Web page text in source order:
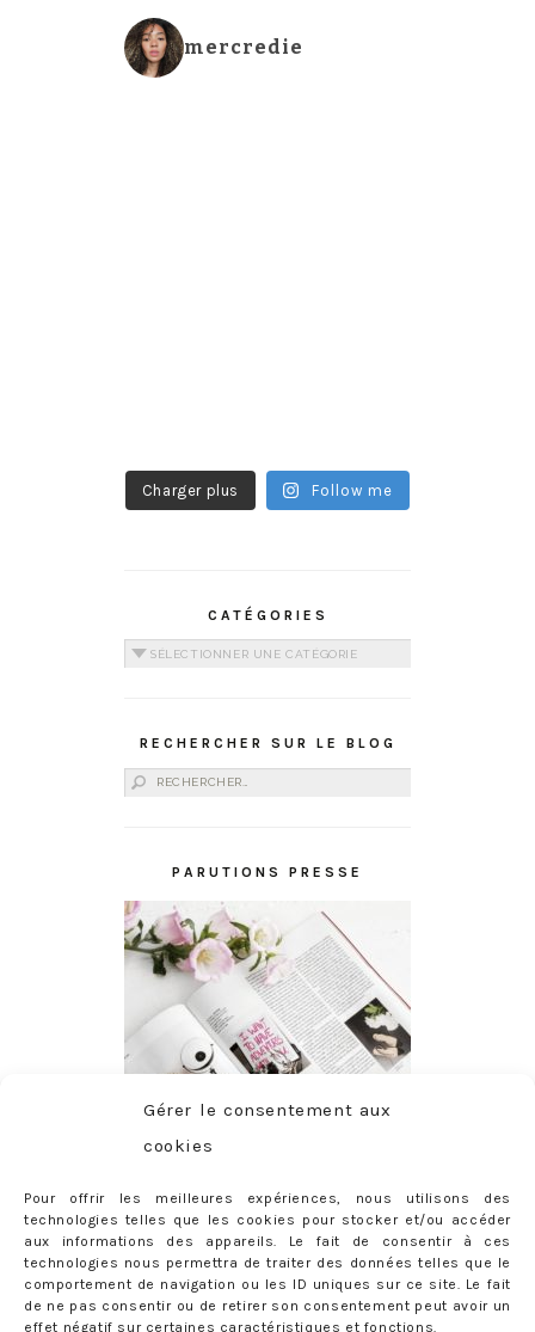
Gérer le consentement aux
cookies
Pour offrir les meilleures expériences, nous utilisons des
technologies telles que les cookies pour stocker et/ou accéder
aux informations des appareils. Le fait de consentir à ces
technologies nous permettra de traiter des données telles que le
comportement de navigation ou les ID uniques sur ce site. Le fait
de ne pas consentir ou de retirer son consentement peut avoir un
effet négatif sur certaines caractéristiques et fonctions.
mercredie
Charger plus Follow me
CATÉGORIES
Catégories
RECHERCHER SUR LE BLOG
Rechercher :
PARUTIONS PRESSE